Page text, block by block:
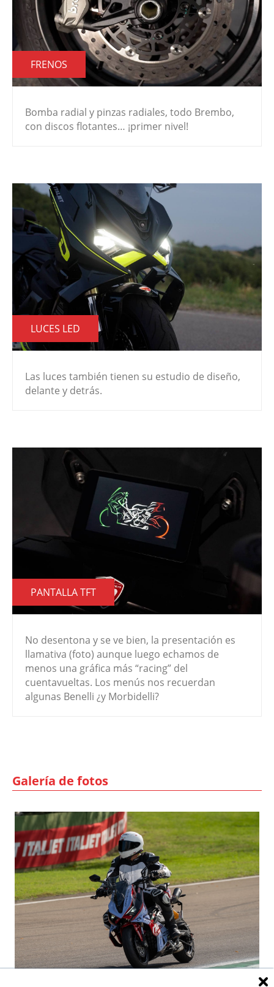
FRENOS
Bomba radial y pinzas radiales, todo Brembo,
con discos flotantes… ¡primer nivel!
LUCES LED
Las luces también tienen su estudio de diseño,
delante y detrás.
PANTALLA TFT
No desentona y se ve bien, la presentación es
llamativa (foto) aunque luego echamos de
menos una gráfica más “racing” del
cuentavueltas. Los menús nos recuerdan
algunas Benelli ¿y Morbidelli?
Galería de fotos